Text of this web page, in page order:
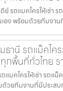
รถแมคโครให้เช่า ร
เอง พร้อมด้วยทีมงา
านี รถแม็คโค
ทุกพื้นที่ทั่วไทย
มคโครให้เช่า รถแม็
ด้วยทีมงานที่มีประส